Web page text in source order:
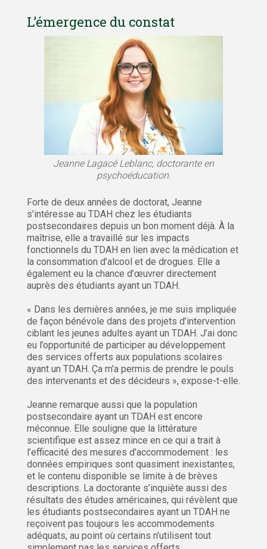
L’émergence du constat
Jeanne Lagacé Leblanc, doctorante en
psychoéducation.
Forte de deux années de doctorat, Jeanne
s’intéresse au TDAH chez les étudiants
postsecondaires depuis un bon moment déjà. À la
maîtrise, elle a travaillé sur les impacts
fonctionnels du TDAH en lien avec la médication et
la consommation d’alcool et de drogues. Elle a
également eu la chance d’œuvrer directement
auprès des étudiants ayant un TDAH.
« Dans les dernières années, je me suis impliquée
de façon bénévole dans des projets d’intervention
ciblant les jeunes adultes ayant un TDAH. J’ai donc
eu l’opportunité de participer au développement
des services offerts aux populations scolaires
ayant un TDAH. Ça m’a permis de prendre le pouls
des intervenants et des décideurs », expose-t-elle.
Jeanne remarque aussi que la population
postsecondaire ayant un TDAH est encore
méconnue. Elle souligne que la littérature
scientifique est assez mince en ce qui a trait à
l’efficacité des mesures d’accommodement : les
données empiriques sont quasiment inexistantes,
et le contenu disponible se limite à de brèves
descriptions. La doctorante s’inquiète aussi des
résultats des études américaines, qui révèlent que
les étudiants postsecondaires ayant un TDAH ne
reçoivent pas toujours les accommodements
adéquats, au point où certains n’utilisent tout